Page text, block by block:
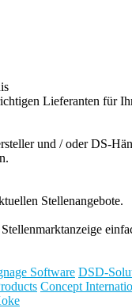
Lieferanten für
und / oder DS-
Stellenangebote.
Software DSD-
Concept